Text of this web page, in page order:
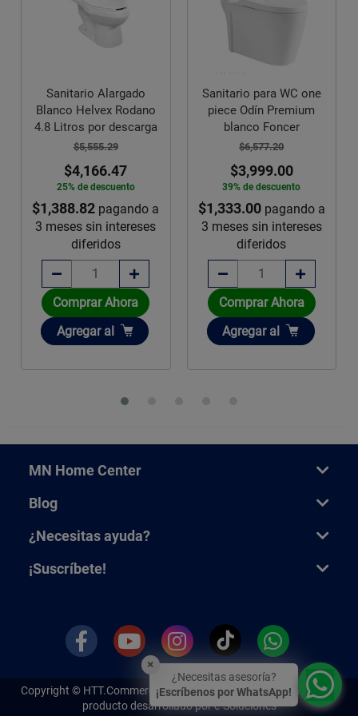
Sanitario Alargado
Blanco Helvex Rodano
4.8 Litros por descarga
$5,555.29
$4,166.47
25% de descuento
$1,388.82 pagando a
3 meses sin intereses
diferidos
Comprar Ahora
Añadir
Agregar al
Sanitario para WC one
piece Odín Premium
blanco Foncer
$6,577.20
$3,999.00
39% de descuento
$1,333.00pagando a
3 meses sin intereses
diferidos
Comprar Ahora
Añadir
Agregar al
MN Home Center
Blog
¿Necesitas ayuda?
¡Suscríbete!
Copyright © HTT.Commerce.Todos los derechos reservados. Un
producto desarrollado por e-Soluciones
×
¿Necesitas asesoría?
¡Escríbenos por WhatsApp!